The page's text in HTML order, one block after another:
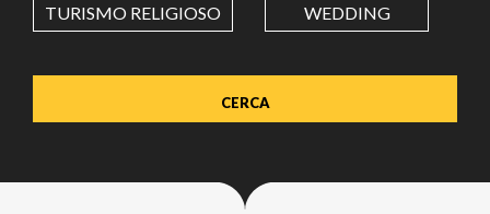
Value in decimal degrees. Use dot (.) as decimal separator.
TURISMO RELIGIOSO WEDDING